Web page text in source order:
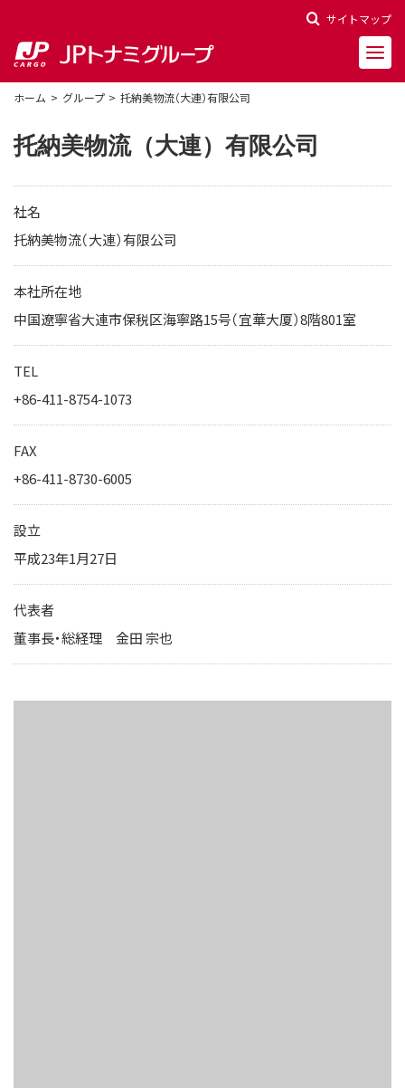
サイトマップ
会社概要
決算報告
財務ハイライト
電子公告
関連会社
海外現地法人
ホーム グループ 托納美物流（大連）有限公司
托納美物流（大連）有限公司
社名
托納美物流（大連）有限公司
本社所在地
中国遼寧省大連市保税区海寧路15号（宜華大厦）8階801室
TEL
+86-411-8754-1073
FAX
+86-411-8730-6005
設立
平成23年1月27日
代表者
董事長・総経理 金田 宗也